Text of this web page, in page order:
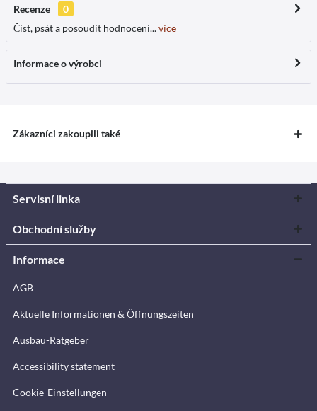
Recenze
0
Číst, psát a posoudít hodnocení...více
Informace o výrobci
Zákazníci zakoupili také
Servisní linka
Obchodní služby
Informace
AGB
Aktuelle Informationen & Öffnungszeiten
Ausbau-Ratgeber
Accessibility statement
Cookie-Einstellungen